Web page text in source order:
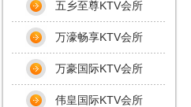
五乡至尊KTV会所
万濠畅享KTV会所
万豪国际KTV会所
伟皇国际KTV会所